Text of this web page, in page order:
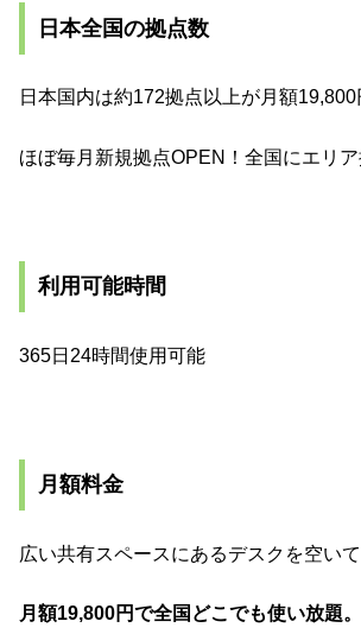
日本全国の拠点数
日本国内は約172拠点以上が月額19,800
ほぼ毎月新規拠点OPEN！全国にエリア
利用可能時間
365日24時間使用可能
月額料金
広い共有スペースにあるデスクを空いて
月額19,800円で全国どこでも使い放題。